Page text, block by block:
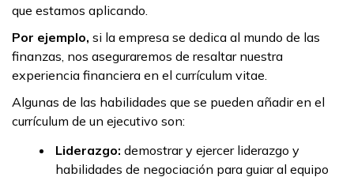
que estamos aplicando.
Por ejemplo, si la empresa se dedica al mundo de las
finanzas, nos aseguraremos de resaltar nuestra
experiencia financiera en el currículum vitae.
Algunas de las habilidades que se pueden añadir en el
currículum de un ejecutivo son:
Liderazgo: demostrar y ejercer liderazgo y
habilidades de negociación para guiar al equipo